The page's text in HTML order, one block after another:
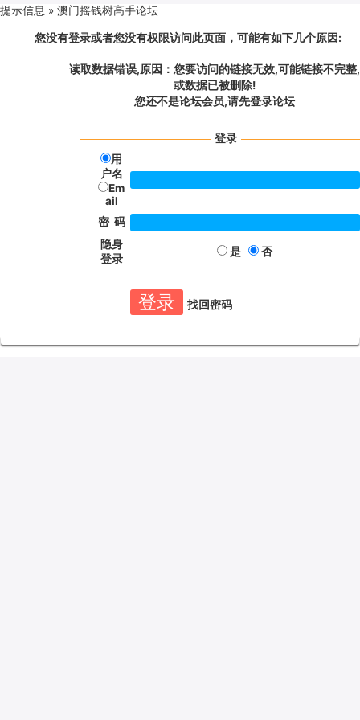
提示信息 » 澳门摇钱树高手论坛
您没有登录或者您没有权限访问此页面，可能有如下几个原因:
读取数据错误,原因：您要访问的链接无效,可能链接不完整,
或数据已被删除!
您还不是论坛会员,请先登录论坛
登录
用
户名
Em
ail
密 码
隐身
登录
是 否
找回密码